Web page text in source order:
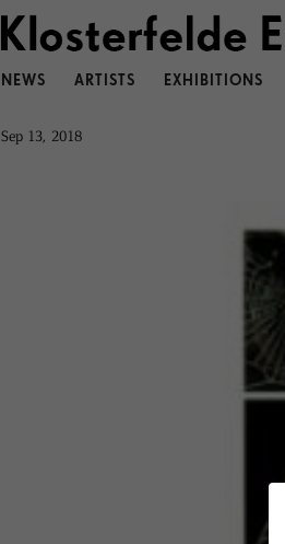
NEWS ARTISTS EXHIBITIONS
Sep 13, 2018